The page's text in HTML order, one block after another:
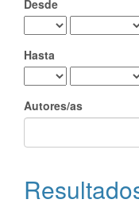
Desde
Hasta
Autores/as